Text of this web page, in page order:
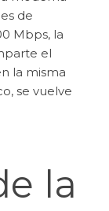
de
Mbps, la
el
la misma
se vuelve
la